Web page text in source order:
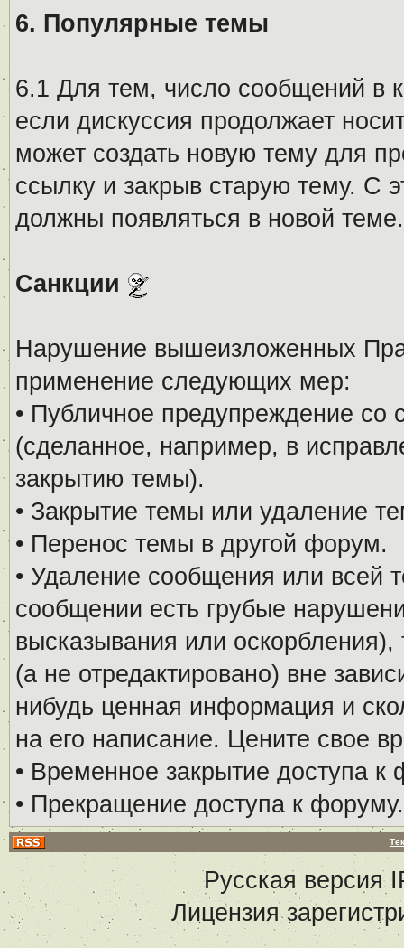
6. Популярные темы
6.1 Для тем, число сообщений в
если дискуссия продолжает
может создать новую тему для
ссылку и закрыв старую тему. С
должны появляться в новой теме.
Санкции
Нарушение вышеизложенных
применение следующих мер:
• Публичное предупреждение
(сделанное, например, в
закрытию темы).
• Закрытие темы или удаление
• Перенос темы в другой форум.
• Удаление сообщения или всей
сообщении есть грубые
высказывания или
(а не отредактировано) вне
нибудь ценная информация и
на его написание. Цените свое
• Временное закрытие доступа к
• Прекращение доступа к форуму.
Русская версия
Лицензия